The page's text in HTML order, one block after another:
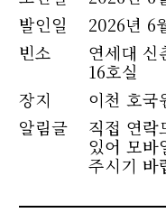
발인일
2026년 6
빈소
연세대 신
16호실
장지
이천 호국
알림글
직접 연락
있어 모바
주시기 바